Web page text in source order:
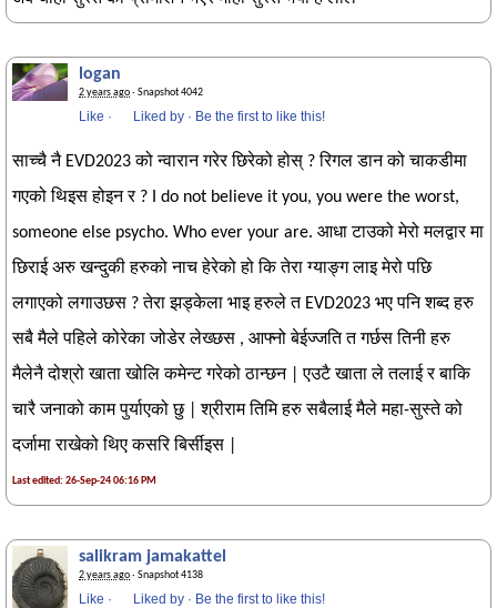
logan
2 years ago· Snapshot 4042
Like · Liked by · Be the first to like this!
साच्चै नै EVD2023 को न्वारान गरेर छिरेको होस् ? रिगल डान को चाकडीमा
गएको थिइस होइन र ? I do not believe it you, you were the worst,
someone else psycho. Who ever your are. आधा टाउको मेरो मलद्वार मा
छिराई अरु खन्दुकी हरुको नाच हेरेको हो कि तेरा ग्याङ्ग लाइ मेरो पछि
लगाएको लगाउछस ? तेरा झड्केला भाइ हरुले त EVD2023 भए पनि शब्द हरु
सबै मैले पहिले कोरेका जोडेर लेख्छस , आफ्नो बेईज्जति त गर्छस तिनी हरु
मैलेनै दोश्रो खाता खोलि कमेन्ट गरेको ठान्छन | एउटै खाता ले तलाई र बाकि
चारै जनाको काम पुर्याएको छु | श्रीराम तिमि हरु सबैलाई मैले महा-सुस्ते को
दर्जामा राखेको थिए कसरि बिर्सीइस |
Last edited: 26-Sep-24 06:16 PM
salikram jamakattel
2 years ago· Snapshot 4138
Like · Liked by · Be the first to like this!